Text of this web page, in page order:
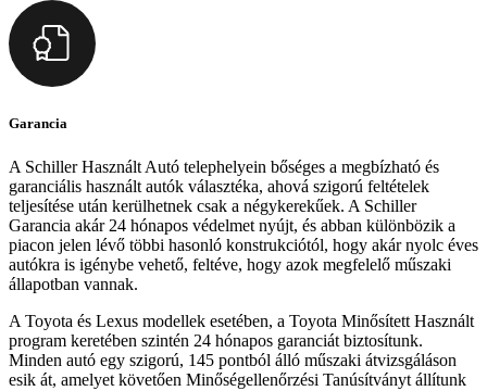
Garancia
A Schiller Használt Autó telephelyein bőséges a megbízható és
garanciális használt autók választéka, ahová szigorú feltételek
teljesítése után kerülhetnek csak a négykerekűek. A Schiller
Garancia akár 24 hónapos védelmet nyújt, és abban különbözik a
piacon jelen lévő többi hasonló konstrukciótól, hogy akár nyolc éves
autókra is igénybe vehető, feltéve, hogy azok megfelelő műszaki
állapotban vannak.
A Toyota és Lexus modellek esetében, a Toyota Minősített Használt
program keretében szintén 24 hónapos garanciát biztosítunk.
Minden autó egy szigorú, 145 pontból álló műszaki átvizsgáláson
esik át, amelyet követően Minőségellenőrzési Tanúsítványt állítunk